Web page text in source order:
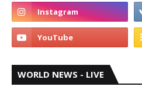
WORLD NEWS - LIVE